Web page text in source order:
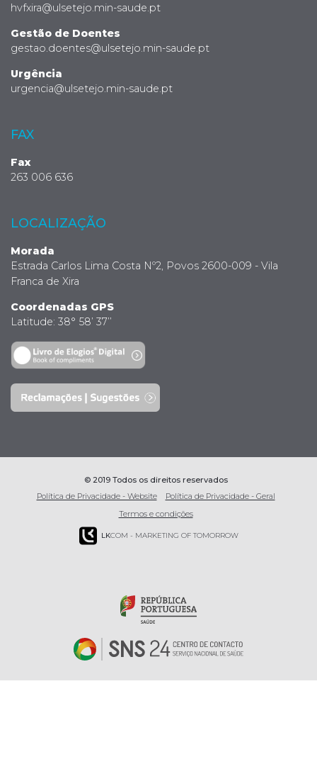
hvfxira@ulsetejo.min-saude.pt
Gestão de Doentes
gestao.doentes@ulsetejo.min-saude.pt
Urgência
urgencia@ulsetejo.min-saude.pt
FAX
Fax
263 006 636
LOCALIZAÇÃO
Morada
Estrada Carlos Lima Costa Nº2, Povos 2600-009 - Vila
Franca de Xira
Coordenadas GPS
Latitude: 38° 58’ 37’’
© 2019 Todos os direitos reservados
Política de Privacidade - Website
Política de Privacidade - Geral
Termos e condições
LKCOM - MARKETING OF TOMORROW